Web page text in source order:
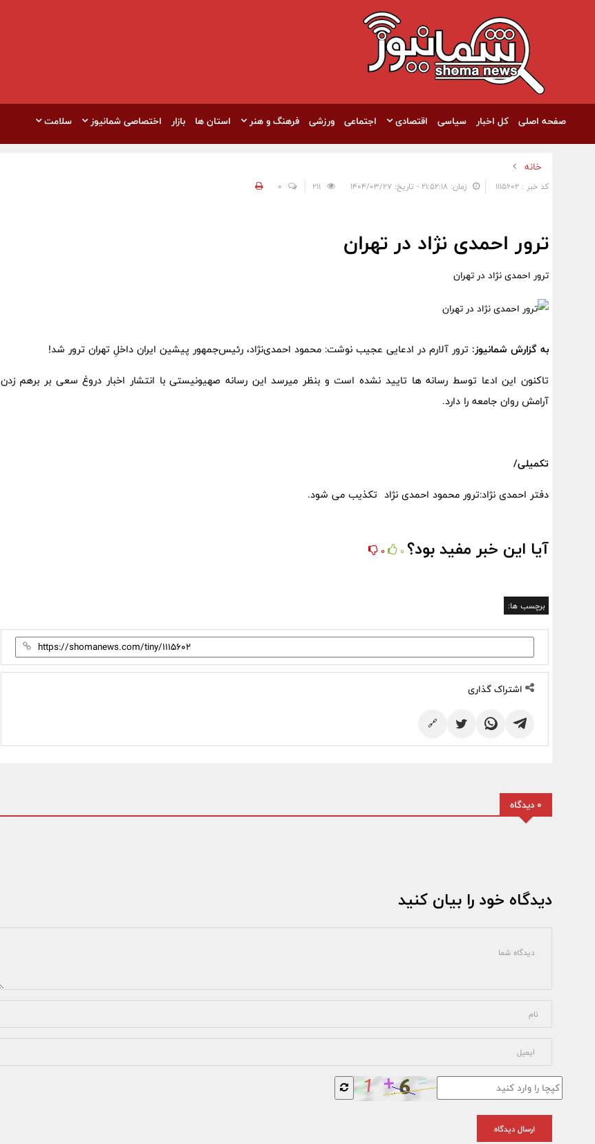
صفحه اصلی کل اخبار سیاسی اقتصادی اجتماعی ورزشی فرهنگ و هنر استان ها بازار اختصاصی شمانیوز سلامت
خانه
کد خبر : 1115602 زمان: ۲۱:۵۲:۱۸ - تاریخ: ۱۴۰۴/۰۳/۲۷ 0
ترور احمدی نژاد در تهران
ترور احمدی نژاد در تهران
به گزارش شمانیوز: ترور آلارم در ادعایی عجیب نوشت: محمود احمدی‌نژاد، رئیس‌جمهور پیشین ایران داخلِ تهران ترور شد!
تاکنون این ادعا توسط رسانه ها تایید نشده است و بنظر میرسد این رسانه صهیونیستی با انتشار اخبار دروغ سعی بر برهم زدن
آرامش روان جامعه را دارد.
تکمیلی/
دفتر احمدی نژاد:ترور محمود احمدی نژاد تکذیب می شود.
آیا این خبر مفید بود؟ 0
0
برچسب ها:
اشتراک گذاری
🔗
0 دیدگاه
دیدگاه خود را بیان کنید
ارسال دیدگاه